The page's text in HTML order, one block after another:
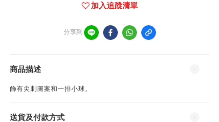
加入追蹤清單
分享到
商品描述
飾有尖刺圖案和一排小球。
送貨及付款方式